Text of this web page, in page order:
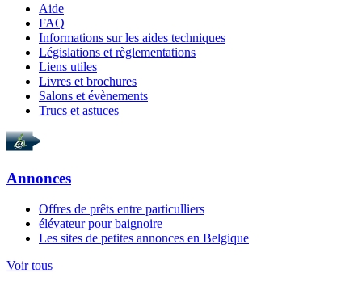
Aide
FAQ
Informations sur les aides techniques
Législations et règlementations
Liens utiles
Livres et brochures
Salons et évènements
Trucs et astuces
Annonces
Offres de prêts entre particulliers
élévateur pour baignoire
Les sites de petites annonces en Belgique
Voir tous